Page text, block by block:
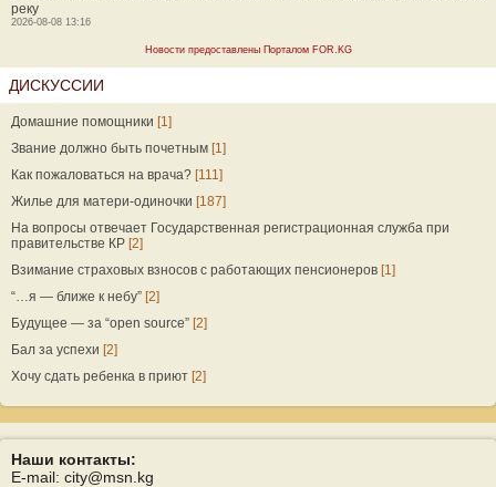
реку
2026-08-08 13:16
Новости предоставлены Порталом FOR.KG
ДИСКУССИИ
Домашние помощники [1]
Звание должно быть почетным [1]
Как пожаловаться на врача? [111]
Жилье для матери-одиночки [187]
На вопросы отвечает Государственная регистрационная служба при
правительстве КР [2]
Взимание страховых взносов с работающих пенсионеров [1]
“…я — ближе к небу” [2]
Будущее — за “open source” [2]
Бал за успехи [2]
Хочу сдать ребенка в приют [2]
Наши контакты:
E-mail: city@msn.kg